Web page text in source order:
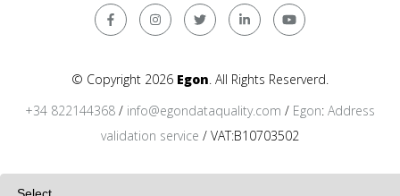
© Copyright 2026 Egon. All Rights Reserverd.
+34 822144368 / info@egondataquality.com / Egon: Address
validation service / VAT:B10703502